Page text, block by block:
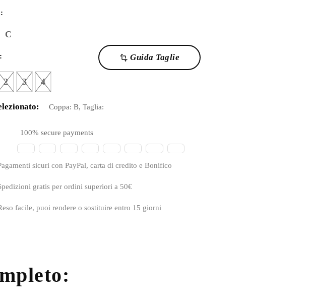
C
transform Guida Taglie
2 3 4
Coppa: B, Taglia:
100% secure payments
sicuri con PayPal, carta di credito e Bonifico
gratis per ordini superiori a 50€
facile, puoi rendere o sostituire entro 15 giorni